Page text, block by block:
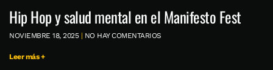
Hip Hop y salud mental en el Manifesto Fest
NOVIEMBRE 18, 2025 NO HAY COMENTARIOS
Leer más +